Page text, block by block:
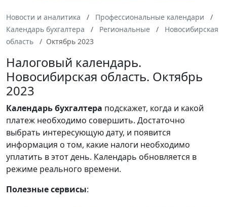
Новости и аналитика
Профессиональные календари
Календарь бухгалтера
Региональные
Новосибирская
область
Октябрь 2023
Налоговый календарь.
Новосибирская область. Октябрь
2023
Календарьбухгалтера подскажет, когда и какой
платеж необходимо совершить. Достаточно
выбрать интересующую дату, и появится
информация о том, какие налоги необходимо
уплатить в этот день. Календарь обновляется в
режиме реального времени.
Полезные сервисы: